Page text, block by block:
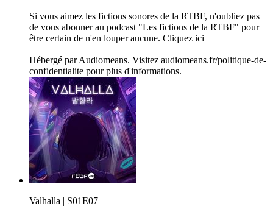
Si vous aimez les fictions sonores de la RTBF, n'oubliez pas
de vous abonner au podcast "Les fictions de la RTBF" pour
être certain de n'en louper aucune. Cliquez ici
Hébergé par Audiomeans. Visitez audiomeans.fr/politique-de-
confidentialite pour plus d'informations.
Valhalla | S01E07